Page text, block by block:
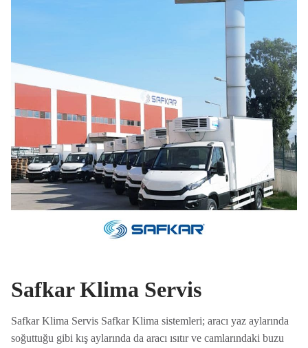
Safkar Klima Servis
Safkar Klima Servis Safkar Klima sistemleri; aracı yaz aylarında
soğuttuğu gibi kış aylarında da aracı ısıtır ve camlarındaki buzu